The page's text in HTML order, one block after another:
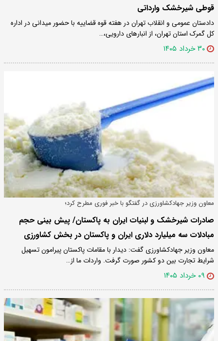
قوطی شیرخشک وارداتی
دادستان عمومی و انقلاب تهران در هفته قوه قضاییه با حضور میدانی در اداره
کل گمرک استان تهران، از انبار‌های دارویی،…
۳۰ خرداد ۱۴۰۵
معاون وزیر جهادکشاورزی در گفتگو با خبر فوری مطرح کرد؛
صادرات شیرخشک و لبنیات ایران به پاکستان/ پیش بینی حجم
مبادلات سه میلیارد دلاری ایران و پاکستان در بخش کشاورزی
معاون وزیر جهادکشاورزی گفت: دیدار با مقامات پاکستان پیرامون تسهیل
شرایط تجارت بین دو کشور صورت گرفت. واردات ما از…
۰۹ خرداد ۱۴۰۵